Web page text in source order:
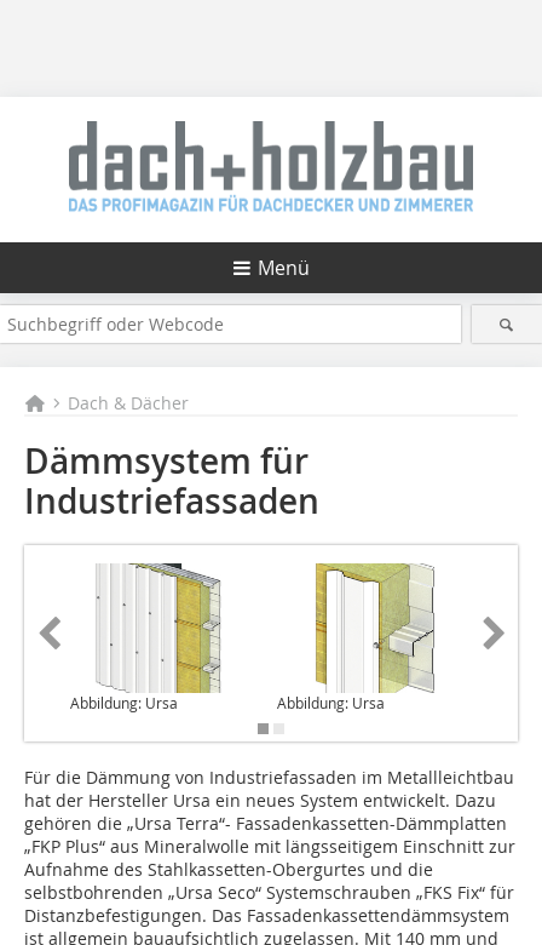
Menü
Dach & Dächer
Dämmsystem für
Industriefassaden
Abbildung: Ursa Abbildung: Ursa
Für die Dämmung von Industriefassaden im Metallleichtbau
hat der Hersteller Ursa ein neues System entwickelt. Dazu
gehören die „Ursa Terra“- Fassadenkassetten-Dämmplatten
„FKP Plus“ aus Mineralwolle mit längsseitigem Einschnitt zur
Aufnahme des Stahlkassetten-Obergurtes und die
selbstbohrenden „Ursa Seco“ Systemschrauben „FKS Fix“ für
Distanzbefestigungen. Das Fassadenkassettendämmsystem
ist allgemein bauaufsichtlich zugelassen. Mit 140 mm und